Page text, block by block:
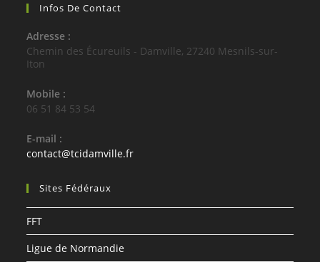
Infos De Contact
Adresse :
Chemin des Écureuils - Damville, 27240 Mesnils-sur-
Iton
Mobile :
06 51 84 53 54
E-mail :
contact@tcidamville.frS’ouvre
Sites Fédéraux
FFT
Ligue de Normandie